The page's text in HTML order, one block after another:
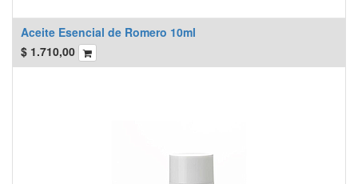
Aceite Esencial de Romero 10ml
$ 1.710,00